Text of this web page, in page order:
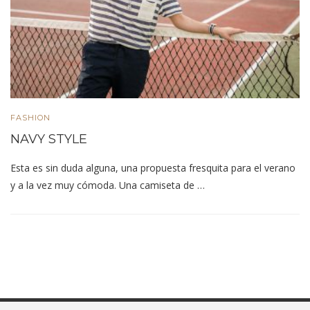
FASHION
NAVY STYLE
Esta es sin duda alguna, una propuesta fresquita para el verano
y a la vez muy cómoda. Una camiseta de …